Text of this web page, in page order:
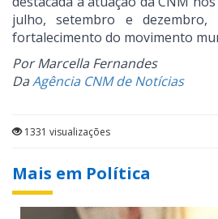
julho, setembro e
fortalecimento do movimento
Por Marcella Fernandes
DaAgência CNM de Notícias
1331 visualizações
Mais em Política